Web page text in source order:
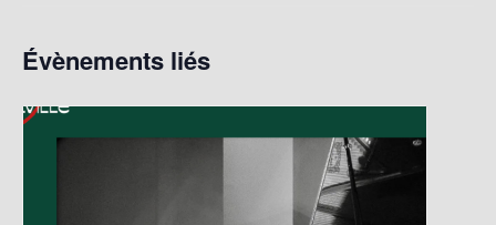
Évènements liés